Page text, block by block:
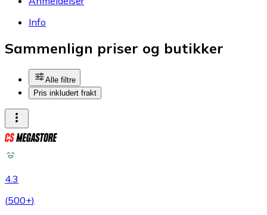
Info
Sammenlign priser og butikker
Alle filtre
Pris inkludert frakt
4.3
(500+)